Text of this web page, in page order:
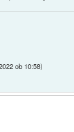
ob 10:58)